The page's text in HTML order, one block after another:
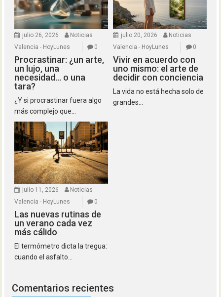
julio 26, 2026
Noticias
Valencia - HoyLunes
0
Procrastinar: ¿un arte,
un lujo, una
necesidad… o una
tara?
¿Y si procrastinar fuera algo
más complejo que...
julio 20, 2026
Noticias
Valencia - HoyLunes
0
Vivir en acuerdo con
uno mismo: el arte de
decidir con conciencia
La vida no está hecha solo de
grandes...
julio 11, 2026
Noticias
Valencia - HoyLunes
0
Las nuevas rutinas de
un verano cada vez
más cálido
El termómetro dicta la tregua:
cuando el asfalto...
Comentarios recientes